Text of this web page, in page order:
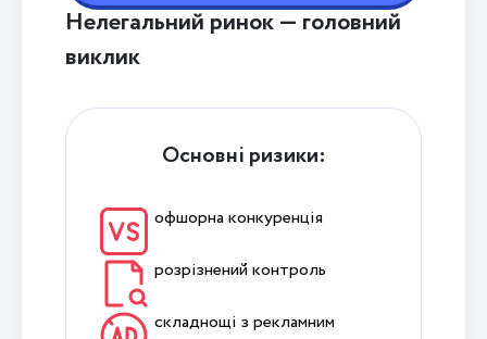
Нелегальний ринок — головний
виклик
Основні ризики:
офшорна конкуренція
розрізнений контроль
складнощі з рекламним